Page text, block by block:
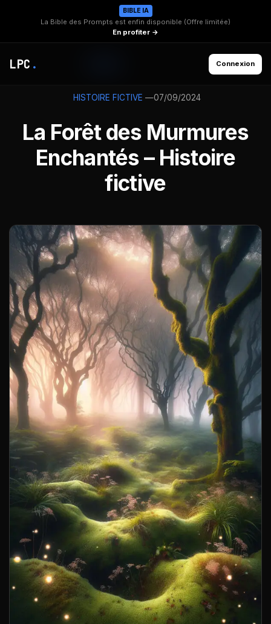
BIBLE IA
La Bible des Prompts est enfin disponible (Offre limitée)
En profiter →
LPC . Connexion
HISTOIRE FICTIVE —07/09/2024
La Forêt des Murmures
Enchantés – Histoire
fictive